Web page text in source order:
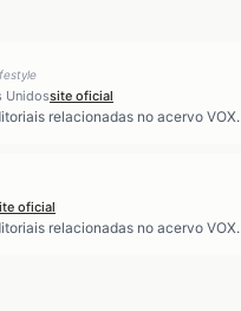
Unidossite oficial
relacionadas no acervo VOX.
oficial
relacionadas no acervo VOX.